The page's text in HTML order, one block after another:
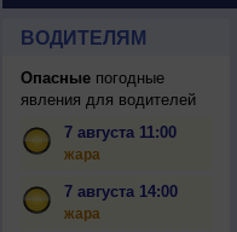
ВОДИТЕЛЯМ
Опасныепогодные
явления для водителей
7 августа 11:00
жара
7 августа 14:00
жара